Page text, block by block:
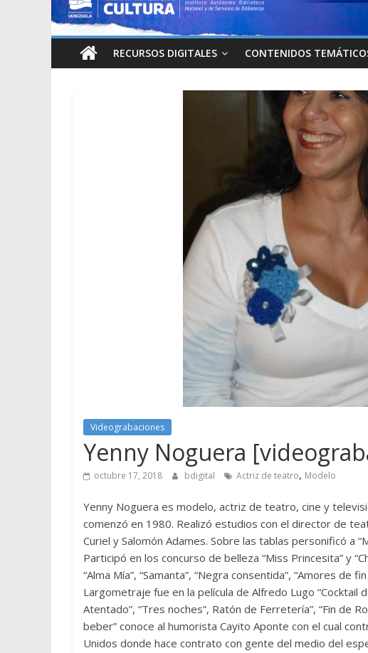
RECURSOS DIGITALES CONTENIDOS
Videograbaciones
Yenny Noguera
octubre 17, 2018 bdigital Actriz de teatro, Modelo
Yenny Noguera es modelo, actriz de teatro, cine y
comenzó en 1980. Realizó estudios con el director de
Curiel y Salomón Adames. Sobre las tablas personificó a
Participó en los concurso de belleza “Miss Princesita” y
“Alma Mía”, “Samanta”, “Negra consentida”, “Amores
Largometraje fue en la película de Alfredo Lugo “Cocktail
Atentado”, “Tres noches”, Ratón de Ferretería”, “Fin de
beber” conoce al humorista Cayito Aponte con el cual
Unidos donde hace contrato con gente del medio del